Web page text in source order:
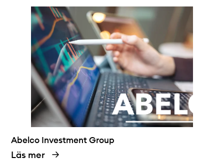
Abelco Investment Group
Läs mer